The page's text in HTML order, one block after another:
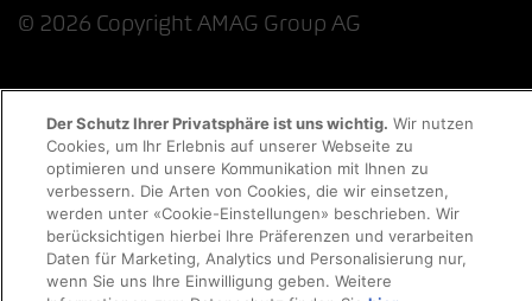
© 2026 Copyright AMAG Group AG
Datenschutzerklärung Impressum
Cookie-Richtlinie Rechtliche Hinweise EKAS
Der Schutz Ihrer Privatsphäre ist uns wichtig. Wir nutzen
Cookies, um Ihr Erlebnis auf unserer Webseite zu
optimieren und unsere Kommunikation mit Ihnen zu
verbessern. Die Arten von Cookies, die wir einsetzen,
werden unter «Cookie-Einstellungen» beschrieben. Wir
berücksichtigen hierbei Ihre Präferenzen und verarbeiten
Daten für Marketing, Analytics und Personalisierung nur,
wenn Sie uns Ihre Einwilligung geben. Weitere